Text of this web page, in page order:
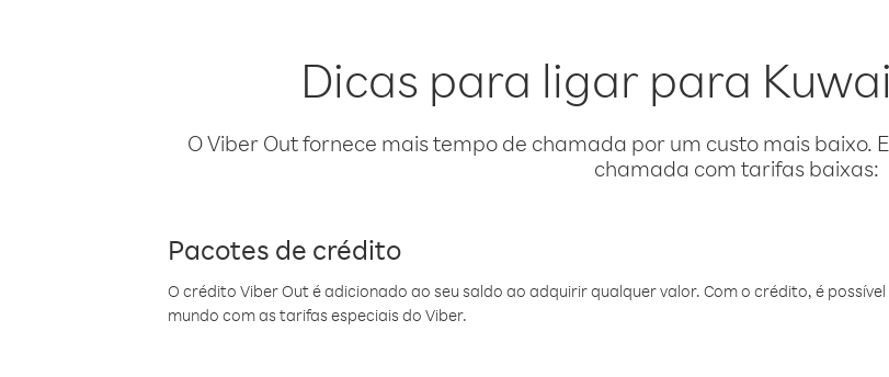
Dicas para ligar para
O Viber Out fornece mais tempo de chamada por um custo mais baixo.
chamada com tarifas baixas:
Pacotes de crédito
O crédito Viber Out é adicionado ao seu saldo ao adquirir qualquer valor. Com o crédito, é
mundo com as tarifas especiais do Viber.